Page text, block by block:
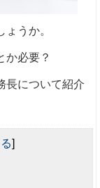
うか。
か必要？
長について紹介
]